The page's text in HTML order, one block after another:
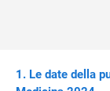
Le date della